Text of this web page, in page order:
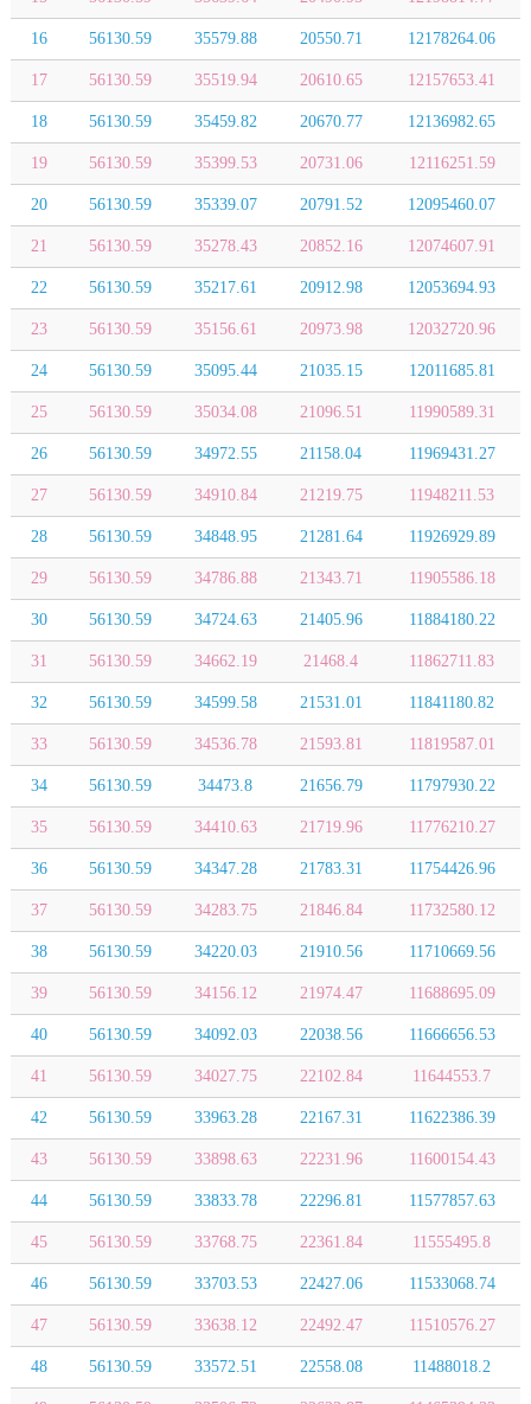
16 56130.59 35579.88 20550.71 12178264.06
17 56130.59 35519.94 20610.65 12157653.41
18 56130.59 35459.82 20670.77 12136982.65
19 56130.59 35399.53 20731.06 12116251.59
20 56130.59 35339.07 20791.52 12095460.07
21 56130.59 35278.43 20852.16 12074607.91
22 56130.59 35217.61 20912.98 12053694.93
23 56130.59 35156.61 20973.98 12032720.96
24 56130.59 35095.44 21035.15 12011685.81
25 56130.59 35034.08 21096.51 11990589.31
26 56130.59 34972.55 21158.04 11969431.27
27 56130.59 34910.84 21219.75 11948211.53
28 56130.59 34848.95 21281.64 11926929.89
29 56130.59 34786.88 21343.71 11905586.18
30 56130.59 34724.63 21405.96 11884180.22
31 56130.59 34662.19 21468.4 11862711.83
32 56130.59 34599.58 21531.01 11841180.82
33 56130.59 34536.78 21593.81 11819587.01
34 56130.59 34473.8 21656.79 11797930.22
35 56130.59 34410.63 21719.96 11776210.27
36 56130.59 34347.28 21783.31 11754426.96
37 56130.59 34283.75 21846.84 11732580.12
38 56130.59 34220.03 21910.56 11710669.56
39 56130.59 34156.12 21974.47 11688695.09
40 56130.59 34092.03 22038.56 11666656.53
41 56130.59 34027.75 22102.84 11644553.7
42 56130.59 33963.28 22167.31 11622386.39
43 56130.59 33898.63 22231.96 11600154.43
44 56130.59 33833.78 22296.81 11577857.63
45 56130.59 33768.75 22361.84 11555495.8
46 56130.59 33703.53 22427.06 11533068.74
47 56130.59 33638.12 22492.47 11510576.27
48 56130.59 33572.51 22558.08 11488018.2